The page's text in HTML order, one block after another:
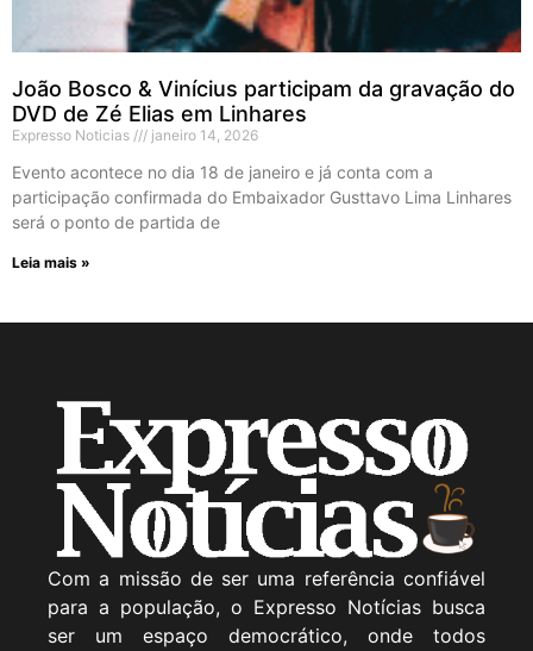
João Bosco & Vinícius participam da gravação do
DVD de Zé Elias em Linhares
Expresso Noticias janeiro 14, 2026
Evento acontece no dia 18 de janeiro e já conta com a
participação confirmada do Embaixador Gusttavo Lima Linhares
será o ponto de partida de
Leia mais »
Com a missão de ser uma referência confiável
para a população, o Expresso Notícias busca
ser um espaço democrático, onde todos